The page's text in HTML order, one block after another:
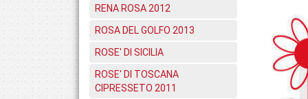
RENA ROSA 2012
ROSA DEL GOLFO 2013
ROSE' DI SICILIA
ROSE' DI TOSCANA
CIPRESSETO 2011